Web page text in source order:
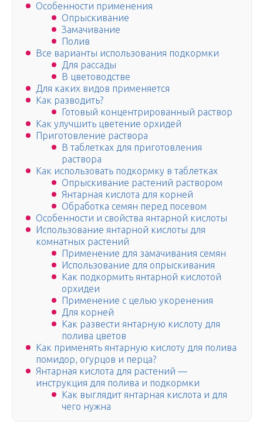
Особенности применения
Опрыскивание
Замачивание
Полив
Все варианты использования подкормки
Для рассады
В цветоводстве
Для каких видов применяется
Как разводить?
Готовый концентрированный раствор
Как улучшить цветение орхидей
Приготовление раствора
В таблетках для приготовления
раствора
Как использовать подкормку в таблетках
Опрыскивание растений раствором
Янтарная кислота для корней
Обработка семян перед посевом
Особенности и свойства янтарной кислоты
Использование янтарной кислоты для
комнатных растений
Применение для замачивания семян
Использование для опрыскивания
Как подкормить янтарной кислотой
орхидеи
Применение с целью укоренения
Для корней
Как развести янтарную кислоту для
полива цветов
Как применять янтарную кислоту для полива
помидор, огурцов и перца?
Янтарная кислота для растений —
инструкция для полива и подкормки
Как выглядит янтарная кислота и для
чего нужна